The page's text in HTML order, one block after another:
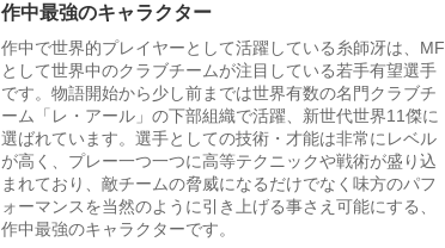
作中最強のキャラクター
作中で世界的プレイヤーとして活躍している糸師冴は、MF
として世界中のクラブチームが注目している若手有望選手
です。物語開始から少し前までは世界有数の名門クラブチ
ーム「レ・アール」の下部組織で活躍、新世代世界11傑に
選ばれています。選手としての技術・才能は非常にレベル
が高く、プレー一つ一つに高等テクニックや戦術が盛り込
まれており、敵チームの脅威になるだけでなく味方のパフ
ォーマンスを当然のように引き上げる事さえ可能にする、
作中最強のキャラクターです。